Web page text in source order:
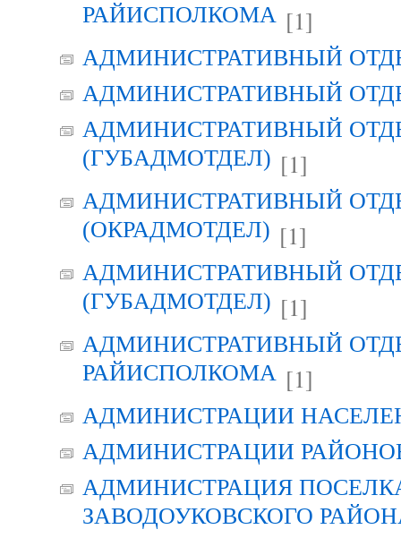
РАЙИСПОЛКОМА [1]
АДМИНИСТРАТИВНЫЙ
АДМИНИСТРАТИВНЫЙ
АДМИНИСТРАТИВНЫЙ
(ГУБАДМОТДЕЛ) [1]
АДМИНИСТРАТИВНЫЙ
(ОКРАДМОТДЕЛ) [1]
АДМИНИСТРАТИВНЫЙ
(ГУБАДМОТДЕЛ) [1]
АДМИНИСТРАТИВНЫЙ
РАЙИСПОЛКОМА [1]
АДМИНИСТРАЦИИ
АДМИНИСТРАЦИИ
АДМИНИСТРАЦИЯ
ЗАВОДОУКОВСКОГО